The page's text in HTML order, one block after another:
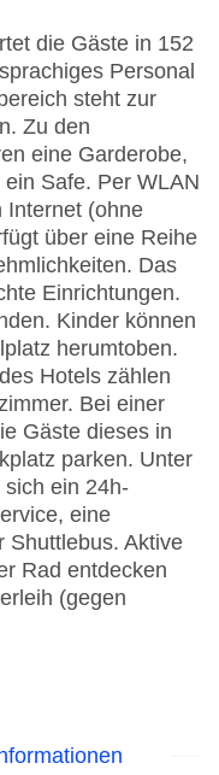
die Gäste in 152
Personal
steht zur
Zu den
eine Garderobe,
Safe. Per WLAN
Internet (ohne
über eine Reihe
Das
Einrichtungen.
Kinder können
herumtoben.
Hotels zählen
Bei einer
Gäste dieses in
parken. Unter
ein 24h-
eine
Shuttlebus. Aktive
Rad entdecken
(gegen